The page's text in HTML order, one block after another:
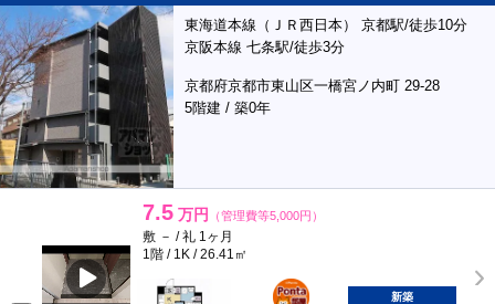
東海道本線（ＪＲ西日本） 京都駅/徒歩10分
京阪本線 七条駅/徒歩3分
京都府京都市東山区一橋宮ノ内町 29-28
5階建 / 築0年
7.5 万円 （管理費等5,000円）
敷 － / 礼 1ヶ月
1階 / 1K / 26.41㎡
ポンタ
部屋
新築